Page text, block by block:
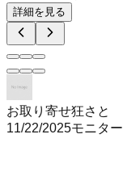
詳細を見る
お取り寄せ狂さと
11/22/2025モニター